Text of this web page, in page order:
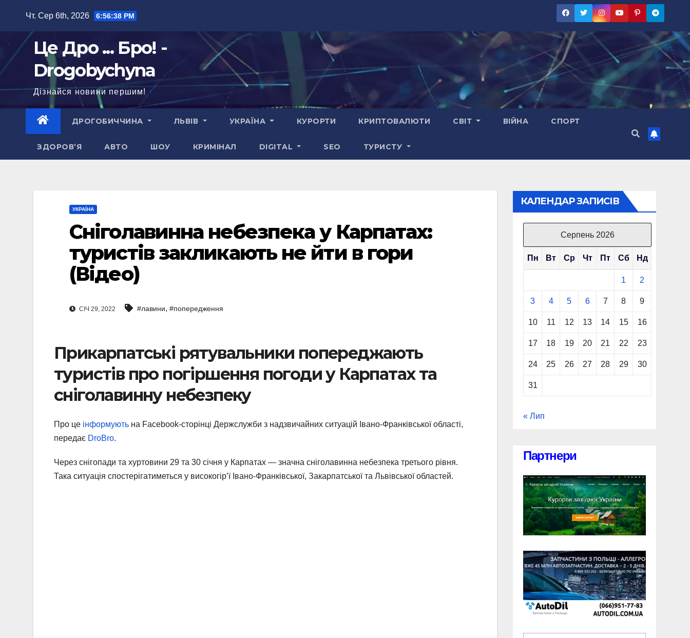
Чт. Сер 6th, 2026 6:56:39 PM
Це Дро ... Бро! -
Drogobychyna
Дізнайся новини першим!
ДРОГОБИЧЧИНА ЛЬВІВ УКРАЇНА КУРОРТИ КРИПТОВАЛЮТИ СВІТ ВІЙНА СПОРТ
ЗДОРОВ’Я АВТО ШОУ КРИМІНАЛ DIGITAL SEO ТУРИСТУ
УКРАЇНА
Сніголавинна небезпека у Карпатах:
туристів закликають не йти в гори
(Відео)
СІЧ 29, 2022 #лавини, #попередження
Прикарпатські рятувальники попереджають
туристів про погіршення погоди у Карпатах та
сніголавинну небезпеку
Про це інформують на Facebook-сторінці Держслужби з надзвичайних ситуацій Івано-Франківської області,
передає DroBro.
Через снігопади та хуртовини 29 та 30 січня у Карпатах — значна сніголавинна небезпека третього рівня.
Така ситуація спостерігатиметься у високогір’ї Івано-Франківської, Закарпатської та Львівської областей.
КАЛЕНДАР ЗАПИСІВ
Серпень 2026
Пн Вт Ср Чт Пт Сб Нд
1 2
3 4 5 6 7 8 9
10 11 12 13 14 15 16
17 18 19 20 21 22 23
24 25 26 27 28 29 30
31
« Лип
Партнери